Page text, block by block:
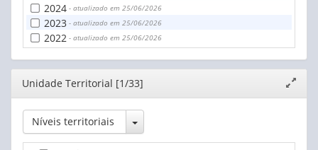
2024 - atualizado em 25/06/2026
2023 - atualizado em 25/06/2026
2022 - atualizado em 25/06/2026
Editor
janela
Unidade Territorial [1/33]
Níveis territoriais Toggle Dropdown